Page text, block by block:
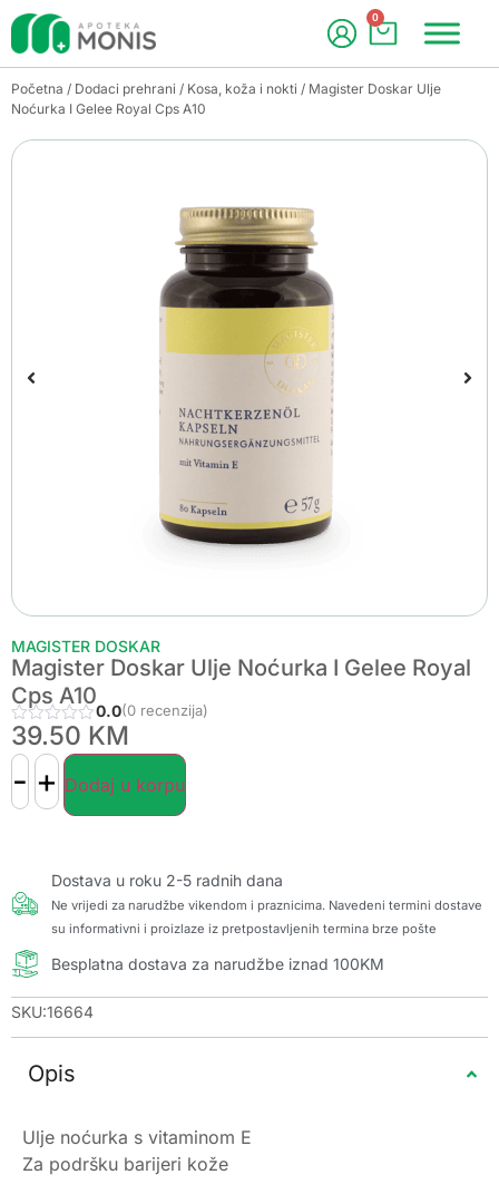
0
Početna / Dodaci prehrani / Kosa, koža i nokti / Magister Doskar Ulje
Noćurka I Gelee Royal Cps A10
MAGISTER DOSKAR
Magister Doskar Ulje Noćurka I Gelee Royal
Cps A10
0.0(0 recenzija)
39.50 KM
- + Dodaj u korpu
Dostava u roku 2-5 radnih dana
Ne vrijedi za narudžbe vikendom i praznicima. Navedeni termini dostave
su informativni i proizlaze iz pretpostavljenih termina brze pošte
Besplatna dostava za narudžbe iznad 100KM
SKU:16664
Opis
Ulje noćurka s vitaminom E
Za podršku barijeri kože